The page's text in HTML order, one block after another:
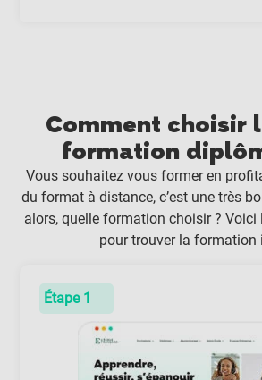
Comment choisir
formation
Vous souhaitez vous former en
du format à distance, c’est une très
alors, quelle formation choisir ? Voici
pour trouver la formation
Étape 1